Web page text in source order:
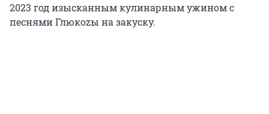
2023 год изысканным кулинарным ужином с
песнями Глюкоzы на закуску.